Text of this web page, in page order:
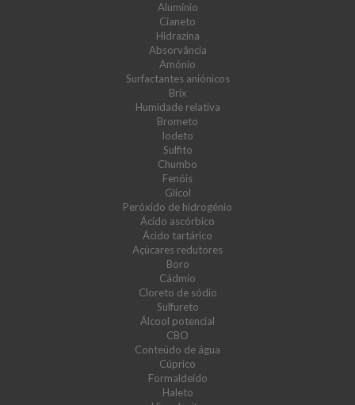
Alumínio
Cianeto
Hidrazina
Absorvância
Amónio
Surfactantes aniónicos
Brix
Humidade relativa
Brometo
Iodeto
Sulfito
Chumbo
Fenóis
Glicol
Peróxido de hidrogénio
Ácido ascórbico
Ácido tartárico
Açúcares redutores
Boro
Cádmio
Cloreto de sódio
Sulfureto
Álcool potencial
CBO
Conteúdo de água
Cúprico
Formaldeído
Haleto